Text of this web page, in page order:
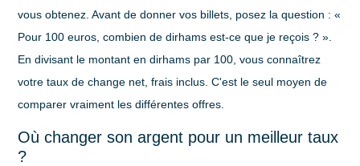
vous obtenez. Avant de donner vos billets, posez la question : «
Pour 100 euros, combien de dirhams est-ce que je reçois ? ».
En divisant le montant en dirhams par 100, vous connaîtrez
votre taux de change net, frais inclus. C'est le seul moyen de
comparer vraiment les différentes offres.
Où changer son argent pour un meilleur taux
?